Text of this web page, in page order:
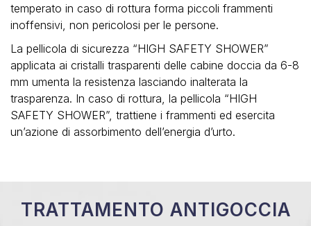
temperato in caso di rottura forma piccoli frammenti
inoffensivi, non pericolosi per le persone.
La pellicola di sicurezza “HIGH SAFETY SHOWER”
applicata ai cristalli trasparenti delle cabine doccia da 6-8
mm umenta la resistenza lasciando inalterata la
trasparenza. In caso di rottura, la pellicola “HIGH
SAFETY SHOWER”, trattiene i frammenti ed esercita
un’azione di assorbimento dell’energia d’urto.
TRATTAMENTO ANTIGOCCIA